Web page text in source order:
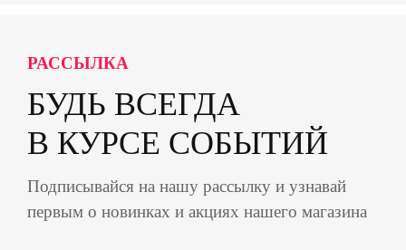
РАССЫЛКА
БУДЬ ВСЕГДА
В КУРСЕ СОБЫТИЙ
Подписывайся на нашу рассылку и узнавай
первым о новинках и акциях нашего магазина